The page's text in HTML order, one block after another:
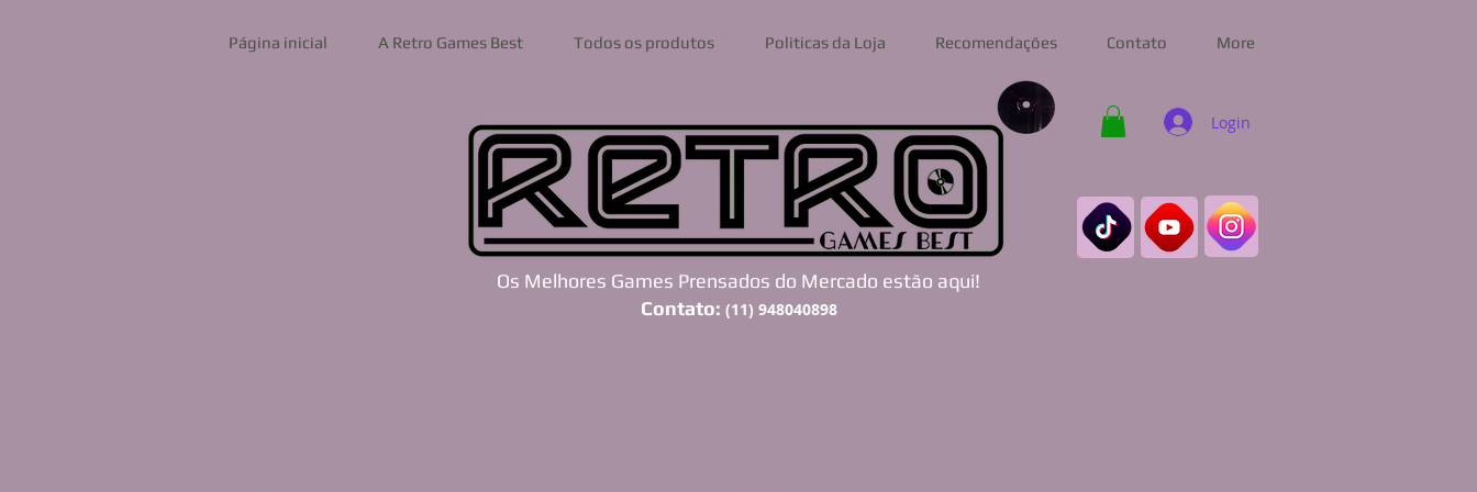
Página inicial A Retro Games Best Todos os produtos Politicas da Loja Recomendações Contato More
Login
Os Melhores Games Prensados do Mercado estão aqui!
Contato: (11) 948040898